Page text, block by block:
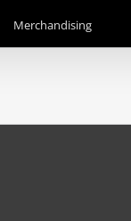
Merchandising